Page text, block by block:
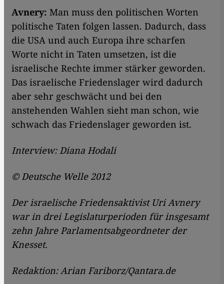
Avnery: Man muss den politischen Worten
politische Taten folgen lassen. Dadurch, dass
die USA und auch Europa ihre scharfen
Worte nicht in Taten umsetzen, ist die
israelische Rechte immer stärker geworden.
Das israelische Friedenslager wird dadurch
aber sehr geschwächt und bei den
anstehenden Wahlen sieht man schon, wie
schwach das Friedenslager geworden ist.
Interview: Diana Hodali
© Deutsche Welle 2012
Der israelische Friedensaktivist Uri Avnery
war in drei Legislaturperioden für insgesamt
zehn Jahre Parlamentsabgeordneter der
Knesset.
Redaktion: Arian Fariborz/Qantara.de